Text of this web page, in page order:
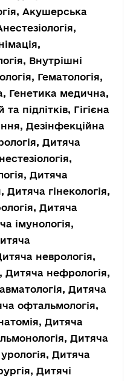
Акушерська
Внутрішні
Гематологія,
Генетика медична,
та підлітків, Гігієна
Дезінфекційна
Дитяча
Дитяча
Дитяча гінекологія,
Дитяча
імунологія,
неврологія,
Дитяча нефрологія,
Дитяча
офтальмологія,
Дитяча
Дитяча
Дитяча
Дитячі